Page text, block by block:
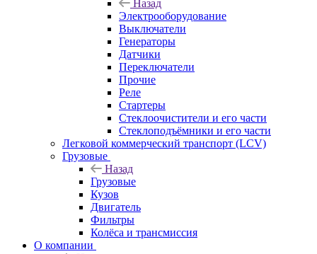
Назад
Электрооборудование
Выключатели
Генераторы
Датчики
Переключатели
Прочие
Реле
Стартеры
Стеклоочистители и его части
Стеклоподъёмники и его части
Легковой коммерческий транспорт (LCV)
Грузовые
Назад
Грузовые
Кузов
Двигатель
Фильтры
Колёса и трансмиссия
О компании